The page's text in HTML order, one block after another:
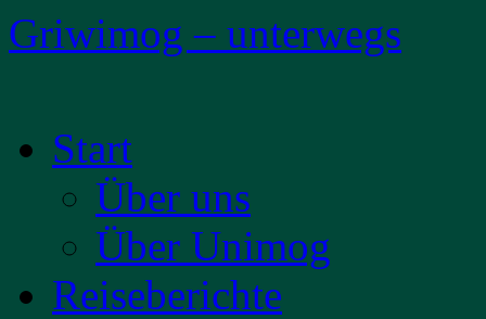
Griwimog – unterwegs
Inhalt
springenStart
Über uns
Über Unimog
Reiseberichte